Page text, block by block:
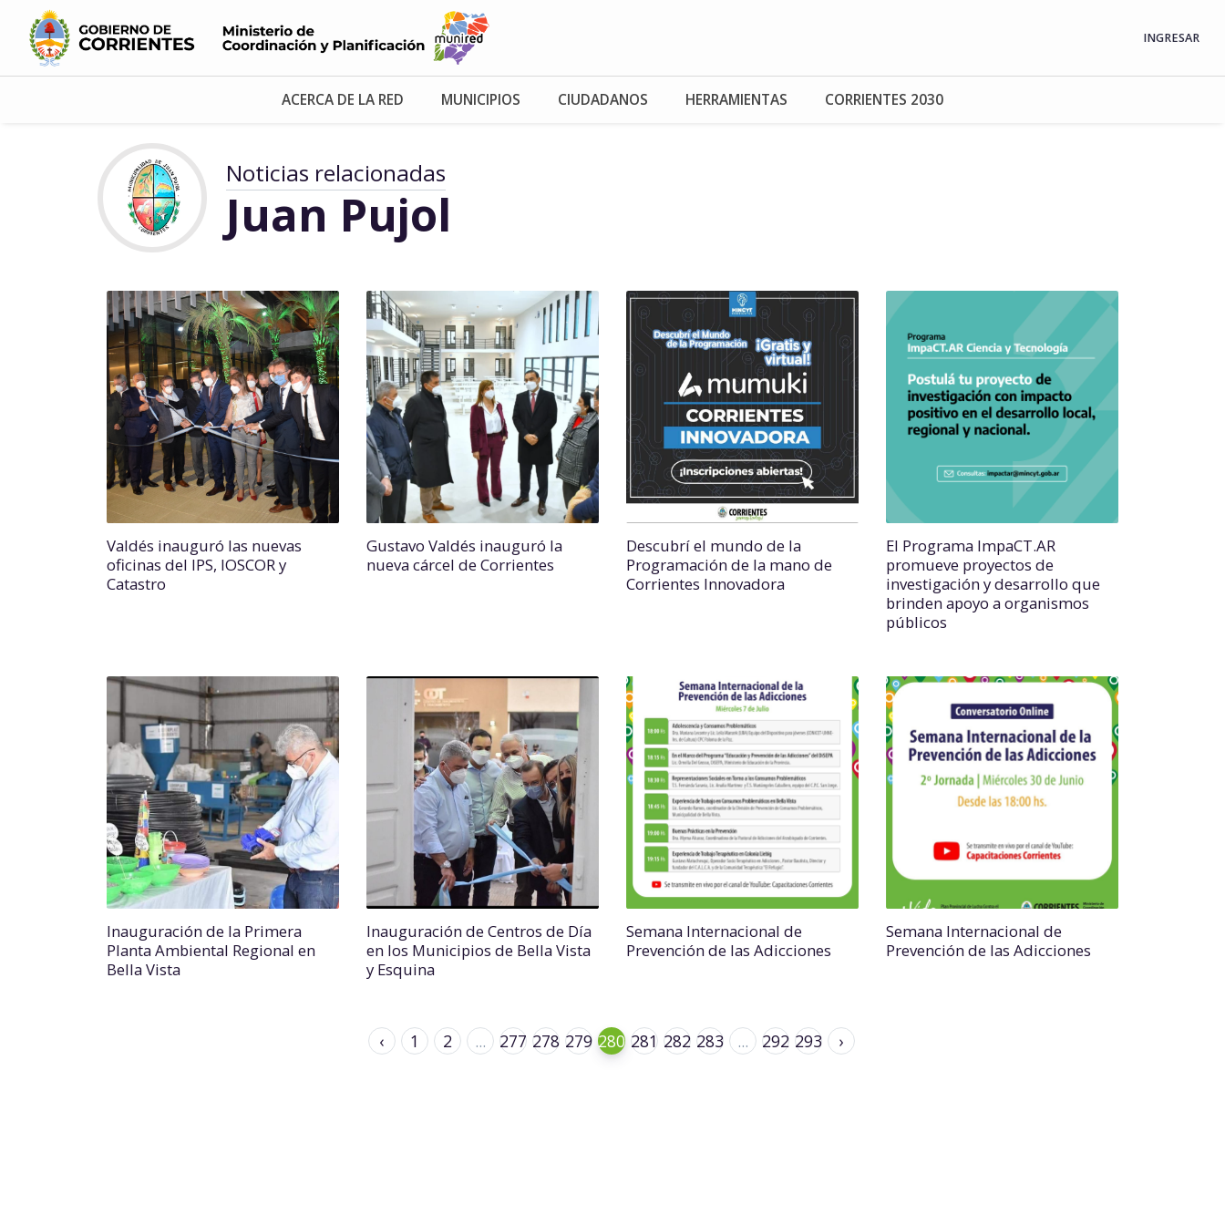
INGRESAR
ACERCA DE LA RED MUNICIPIOS CIUDADANOS HERRAMIENTAS CORRIENTES 2030
Noticias relacionadas
Juan Pujol
Valdés inauguró las nuevas
oficinas del IPS, IOSCOR y
Catastro
Gustavo Valdés inauguró la
nueva cárcel de Corrientes
Descubrí el mundo de la
Programación de la mano de
Corrientes Innovadora
El Programa ImpaCT.AR
promueve proyectos de
investigación y desarrollo que
brinden apoyo a organismos
públicos
Inauguración de la Primera
Planta Ambiental Regional en
Bella Vista
Inauguración de Centros de Día
en los Municipios de Bella Vista
y Esquina
Semana Internacional de
Prevención de las Adicciones
Semana Internacional de
Prevención de las Adicciones
‹ 1 2 ... 277 278 279 280 281 282 283 ... 292 293 ›